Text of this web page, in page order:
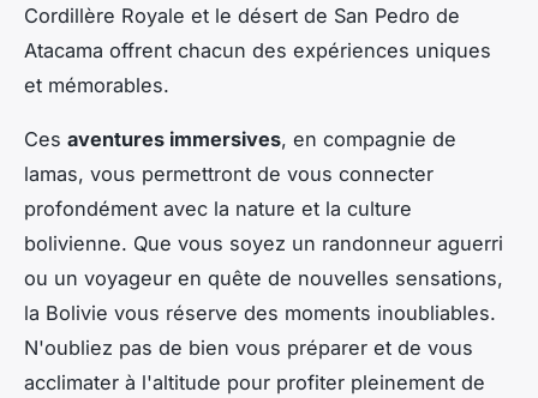
Cordillère Royale et le désert de San Pedro de
Atacama offrent chacun des expériences uniques
et mémorables.
Ces aventures immersives, en compagnie de
lamas, vous permettront de vous connecter
profondément avec la nature et la culture
bolivienne. Que vous soyez un randonneur aguerri
ou un voyageur en quête de nouvelles sensations,
la Bolivie vous réserve des moments inoubliables.
N'oubliez pas de bien vous préparer et de vous
acclimater à l'altitude pour profiter pleinement de